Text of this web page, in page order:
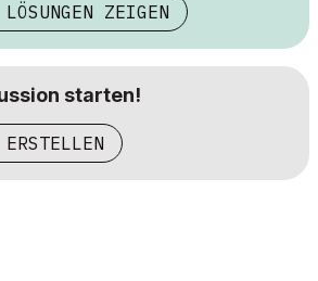
ZEIGEN
starten!